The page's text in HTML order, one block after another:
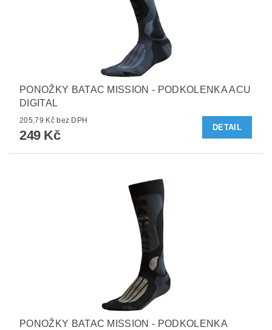
PONOŽKY BATAC MISSION - PODKOLENKA ACU
DIGITAL
205,79 Kč bez DPH
249 Kč
DETAIL
PONOŽKY BATAC MISSION - PODKOLENKA